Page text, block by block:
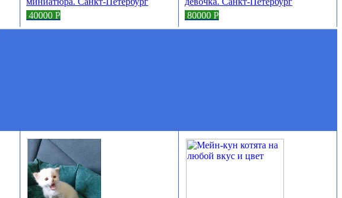
40000 Р
80000 Р